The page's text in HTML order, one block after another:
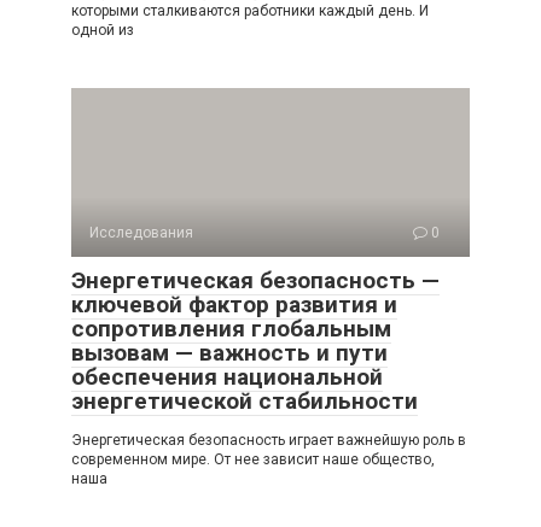
которыми сталкиваются работники каждый день. И
одной из
Исследования 0
Энергетическая безопасность —
ключевой фактор развития и
сопротивления глобальным
вызовам — важность и пути
обеспечения национальной
энергетической стабильности
Энергетическая безопасность играет важнейшую роль в
современном мире. От нее зависит наше общество,
наша